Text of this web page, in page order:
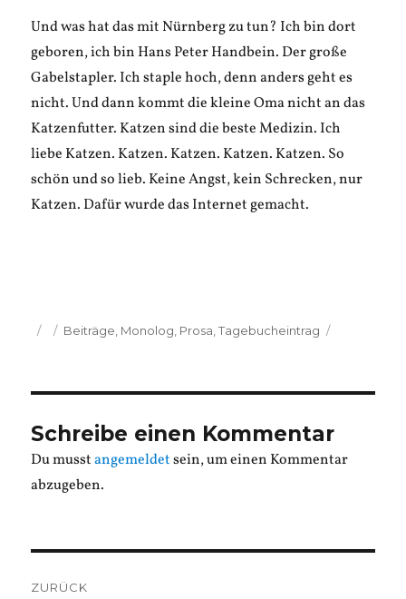
Und was hat das mit Nürnberg zu tun? Ich bin dort
geboren, ich bin Hans Peter Handbein. Der große
Gabelstapler. Ich staple hoch, denn anders geht es
nicht. Und dann kommt die kleine Oma nicht an das
Katzenfutter. Katzen sind die beste Medizin. Ich
liebe Katzen. Katzen. Katzen. Katzen. Katzen. So
schön und so lieb. Keine Angst, kein Schrecken, nur
Katzen. Dafür wurde das Internet gemacht.
Veröffentlicht
Kategorien
Beiträge Monolog Prosa ,Tagebucheintrag
Schreibe einen Kommentar
Du musstangemeldetsein, um einen Kommentar
abzugeben.
ZURÜCK